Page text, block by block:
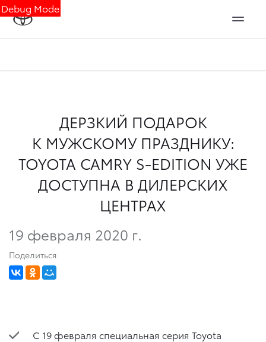
Debug Mode
ДЕРЗКИЙ ПОДАРОК
К МУЖСКОМУ ПРАЗДНИКУ:
TOYOTA CAMRY S-EDITION УЖЕ
ДОСТУПНА В ДИЛЕРСКИХ
ЦЕНТРАХ
19 февраля 2020 г.
Поделиться
С 19 февраля специальная серия Toyota